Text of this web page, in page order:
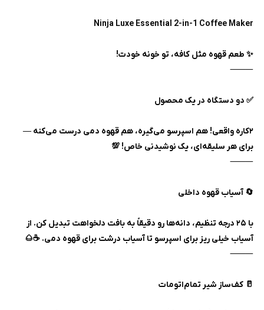
Ninja Luxe Essential 2-in-1 Coffee Maker
✨ طعم قهوه مثل کافه، تو خونه خودت!
⸻
✅ دو دستگاه در یک محصول
۲کاره واقعی! هم اسپرسو می‌گیره، هم قهوه دمی درست می‌کنه —
برای هر سلیقه‌ای، یک نوشیدنی خاص! 💯
⸻
🔄 آسیاب قهوه داخلی
با ۲۵ درجه تنظیم، دانه‌ها رو دقیقاً به بافت دلخواهت تبدیل کن. از
آسیاب خیلی ریز برای اسپرسو تا آسیاب درشت برای قهوه دمی. ☕🌰
⸻
🥛 کف‌ساز شیر تمام‌اتومات